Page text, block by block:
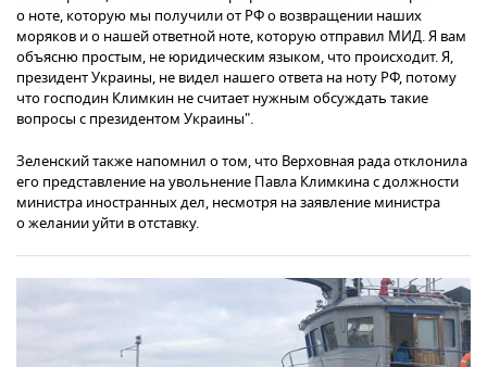
о ноте, которую мы получили от РФ о возвращении наших
моряков и о нашей ответной ноте, которую отправил МИД. Я вам
объясню простым, не юридическим языком, что происходит. Я,
президент Украины, не видел нашего ответа на ноту РФ, потому
что господин Климкин не считает нужным обсуждать такие
вопросы с президентом Украины".
Зеленский также напомнил о том, что Верховная рада отклонила
его представление на увольнение Павла Климкина с должности
министра иностранных дел, несмотря на заявление министра
о желании уйти в отставку.